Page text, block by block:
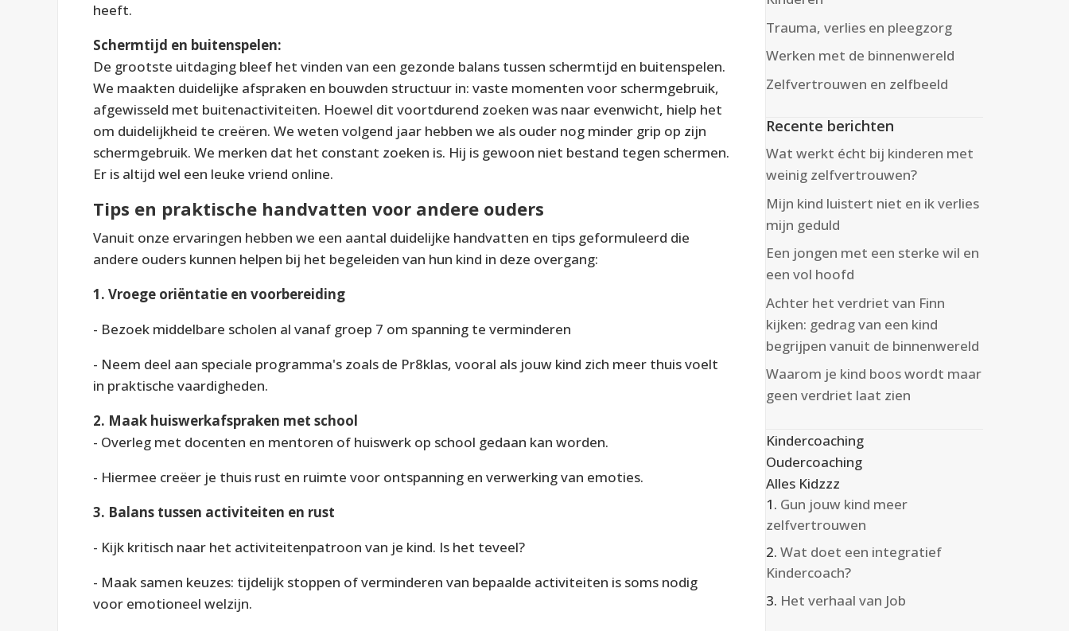
heeft.
Schermtijd en buitenspelen:
De grootste uitdaging bleef het vinden van een gezonde balans tussen schermtijd en buitenspelen.
We maakten duidelijke afspraken en bouwden structuur in: vaste momenten voor schermgebruik,
afgewisseld met buitenactiviteiten. Hoewel dit voortdurend zoeken was naar evenwicht, hielp het
om duidelijkheid te creëren. We weten volgend jaar hebben we als ouder nog minder grip op zijn
schermgebruik. We merken dat het constant zoeken is. Hij is gewoon niet bestand tegen schermen.
Er is altijd wel een leuke vriend online.
Tips en praktische handvatten voor andere ouders
Vanuit onze ervaringen hebben we een aantal duidelijke handvatten en tips geformuleerd die
andere ouders kunnen helpen bij het begeleiden van hun kind in deze overgang:
1. Vroege oriëntatie en voorbereiding
- Bezoek middelbare scholen al vanaf groep 7 om spanning te verminderen
- Neem deel aan speciale programma's zoals de Pr8klas, vooral als jouw kind zich meer thuis voelt
in praktische vaardigheden.
2. Maak huiswerkafspraken met school
- Overleg met docenten en mentoren of huiswerk op school gedaan kan worden.
- Hiermee creëer je thuis rust en ruimte voor ontspanning en verwerking van emoties.
3. Balans tussen activiteiten en rust
- Kijk kritisch naar het activiteitenpatroon van je kind. Is het teveel?
- Maak samen keuzes: tijdelijk stoppen of verminderen van bepaalde activiteiten is soms nodig
voor emotioneel welzijn.
Trauma, verlies en pleegzorg
Werken met de binnenwereld
Zelfvertrouwen en zelfbeeld
Recente berichten
Wat werkt écht bij kinderen met
weinig zelfvertrouwen?
Mijn kind luistert niet en ik verlies
mijn geduld
Een jongen met een sterke wil en
een vol hoofd
Achter het verdriet van Finn
kijken: gedrag van een kind
begrijpen vanuit de binnenwereld
Waarom je kind boos wordt maar
geen verdriet laat zien
Kindercoaching
Oudercoaching
Alles Kidzzz
Gun jouw kind meer
zelfvertrouwen
Wat doet een integratief
Kindercoach?
Het verhaal van Job